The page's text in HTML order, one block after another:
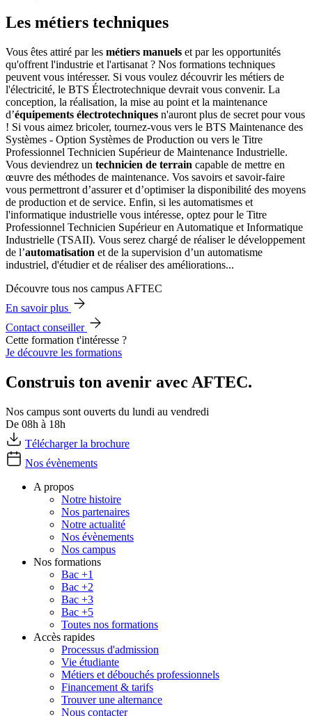
Les métiers techniques
Vous êtes attiré par les métiers manuels et par les opportunités
qu'offrent l'industrie et l'artisanat ? Nos formations techniques
peuvent vous intéresser. Si vous voulez découvrir les métiers de
l'électricité, le BTS Électrotechnique devrait vous convenir. La
conception, la réalisation, la mise au point et la maintenance
d’équipements électrotechniques n'auront plus de secret pour vous
! Si vous aimez bricoler, tournez-vous vers le BTS Maintenance des
Systèmes - Option Systèmes de Production ou vers le Titre
Professionnel Technicien Supérieur de Maintenance Industrielle.
Vous deviendrez un technicien de terrain capable de mettre en
œuvre des méthodes de maintenance. Vos savoirs et savoir-faire
vous permettront d’assurer et d’optimiser la disponibilité des moyens
de production et de service. Enfin, si les automatismes et
l'informatique industrielle vous intéresse, optez pour le Titre
Professionnel Technicien Supérieur en Automatique et Informatique
Industrielle (TSAII). Vous serez chargé de réaliser le développement
de l’automatisation et de la supervision d’un automatisme
industriel, d'étudier et de réaliser des améliorations...
Découvre tous nos campus AFTEC
En savoir plus
Contact conseiller
Cette formation t'intéresse ?
Je découvre les formations
Construis ton avenir avec AFTEC.
Nos campus sont ouverts du lundi au vendredi
De 08h à 18h
Télécharger la brochure
Nos évènements
A propos
Notre histoire
Nos partenaires
Notre actualité
Nos évènements
Nos campus
Nos formations
Bac +1
Bac +2
Bac +3
Bac +5
Toutes nos formations
Accès rapides
Processus d'admission
Vie étudiante
Métiers et débouchés professionnels
Financement & tarifs
Trouver une alternance
Nous contacter